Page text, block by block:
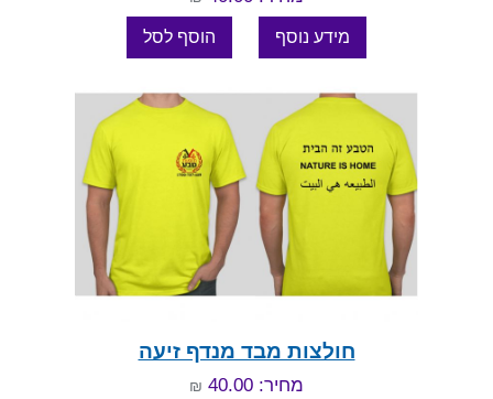
חולצות מבד מנדף זיעה
מחיר: 40.00 ₪